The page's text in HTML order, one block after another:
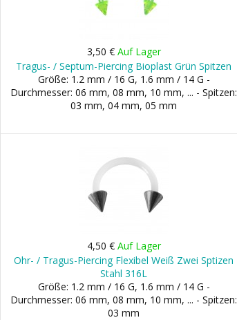
3,50 € Auf Lager
Tragus- / Septum-Piercing Bioplast Grün Spitzen
Größe: 1.2 mm / 16 G, 1.6 mm / 14 G -
Durchmesser: 06 mm, 08 mm, 10 mm, ... - Spitzen:
03 mm, 04 mm, 05 mm
4,50 € Auf Lager
Ohr- / Tragus-Piercing Flexibel Weiß Zwei Sptizen
Stahl 316L
Größe: 1.2 mm / 16 G, 1.6 mm / 14 G -
Durchmesser: 06 mm, 08 mm, 10 mm, ... - Spitzen:
03 mm